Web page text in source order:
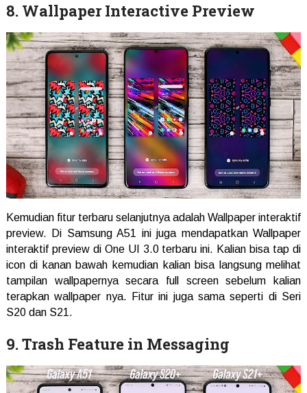
8. Wallpaper Interactive Preview
Kemudian fitur terbaru selanjutnya adalah Wallpaper interaktif
preview. Di Samsung A51 ini juga mendapatkan Wallpaper
interaktif preview di One UI 3.0 terbaru ini. Kalian bisa tap di
icon di kanan bawah kemudian kalian bisa langsung melihat
tampilan wallpapernya secara full screen sebelum kalian
terapkan wallpaper nya. Fitur ini juga sama seperti di Seri
S20 dan S21.
9. Trash Feature in Messaging